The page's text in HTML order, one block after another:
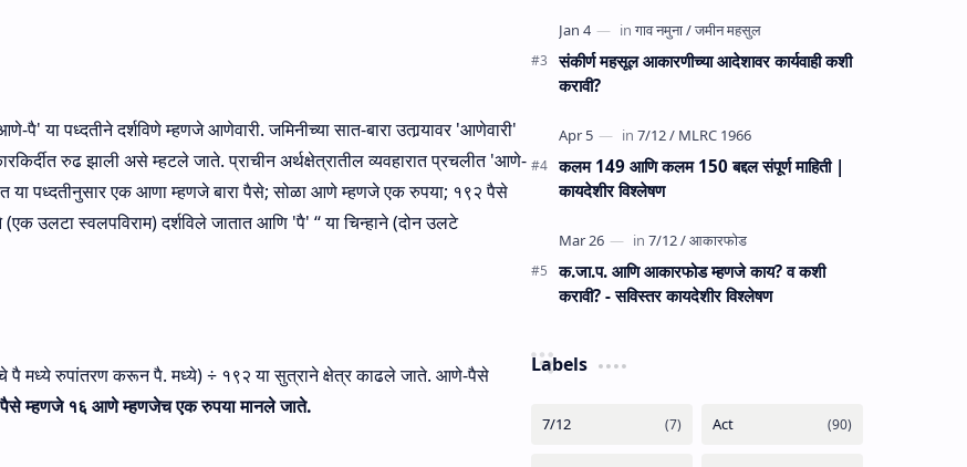
पै' या पध्दतीने दर्शविणे म्‍हणजे आणेवारी. जमिनीच्या सात-बारा उतार्‍यावर 'आणेवारी'
रुढ झाली असे म्हटले जाते. प्राचीन अर्थक्षेत्रातील व्यवहारात प्रचलीत 'आणे-
या पध्दतीनुसार एक आणा म्हणजे बारा पैसे; सोळा आणे म्हणजे एक रुपया; १९२ पैसे
उलटा स्‍वलपविराम) दर्शविले जातात आणि 'पै' ‘‘ या चिन्हाने (दोन उलटे
पै मध्‍ये रुपांतरण करून पै. मध्ये) ÷ १९२ या सुत्राने क्षेत्र काढले जाते. आणे-पैसे
म्हणजे १६ आणे म्हणजेच एक रुपया मानले जाते.
संकीर्ण महसूल आकारणीच्या आदेशावर कार्यवाही कशी
करावी?
कलम 149 आणि कलम 150 बद्दल संपूर्ण माहिती |
कायदेशीर विश्लेषण
क.जा.प. आणि आकारफोड म्‍हणजे काय? व कशी
करावी? - सविस्तर कायदेशीर विश्लेषण
Labels